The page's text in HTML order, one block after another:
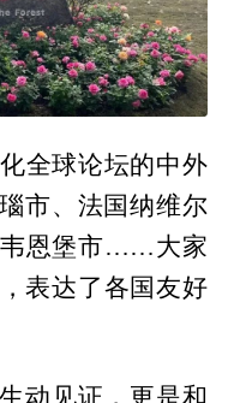
全球论坛的中外
市、法国纳维尔
韦恩堡市……大家
表达了各国友好
动见证，更是和